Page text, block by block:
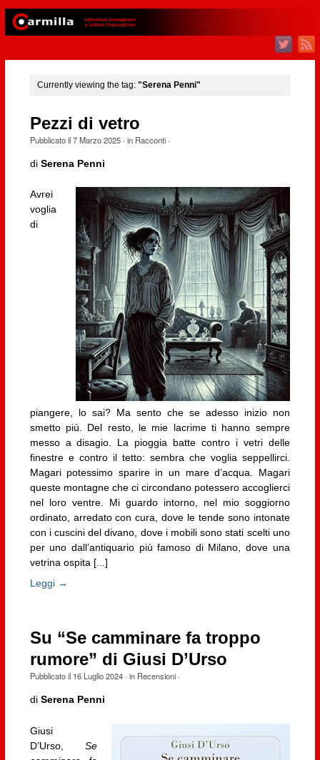
Currently viewing the tag: "Serena Penni"
Pezzi di vetro
Pubblicato il7 Marzo 2025· in Racconti·
di Serena Penni
Avrei
voglia
di
piangere, lo sai? Ma sento che se adesso inizio non
smetto più. Del resto, le mie lacrime ti hanno sempre
messo a disagio. La pioggia batte contro i vetri delle
finestre e contro il tetto: sembra che voglia seppellirci.
Magari potessimo sparire in un mare d’acqua. Magari
queste montagne che ci circondano potessero accoglierci
nel loro ventre. Mi guardo intorno, nel mio soggiorno
ordinato, arredato con cura, dove le tende sono intonate
con i cuscini del divano, dove i mobili sono stati scelti uno
per uno dall’antiquario più famoso di Milano, dove una
vetrina ospita [...]
Leggi →
Su “Se camminare fa troppo
rumore” di Giusi D’Urso
Pubblicato il 16 Luglio 2024· in Recensioni·
di Serena Penni
Giusi
D’Urso,Se